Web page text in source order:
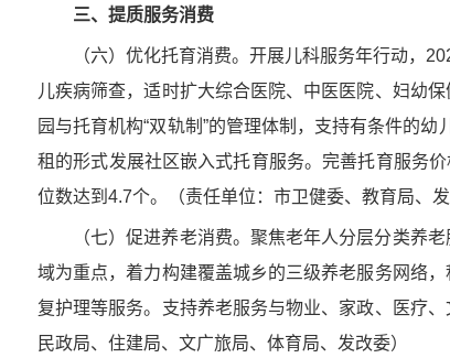
三、提质服务消费
（六）优化托育消费。开展儿科服务年行动，
儿疾病筛查，适时扩大综合医院、中医医院、妇幼
园与托育机构“双轨制”的管理体制，支持有条件的
租的形式发展社区嵌入式托育服务。完善托育服务
位数达到4.7个。（责任单位：市卫健委、教育局、发
（七）促进养老消费。聚焦老年人分层分类养
域为重点，着力构建覆盖城乡的三级养老服务网络
复护理等服务。支持养老服务与物业、家政、医疗
民政局、住建局、文广旅局、体育局、发改委）